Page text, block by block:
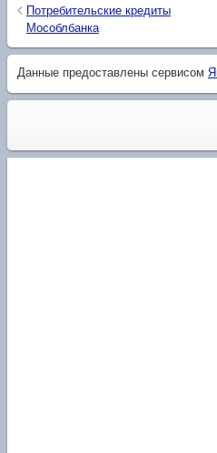
Потребительские кредиты
Мособлбанка
Данные предоставлены сервисом